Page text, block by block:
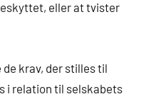
eller at tvister
krav, der stilles til
i relation til selskabets